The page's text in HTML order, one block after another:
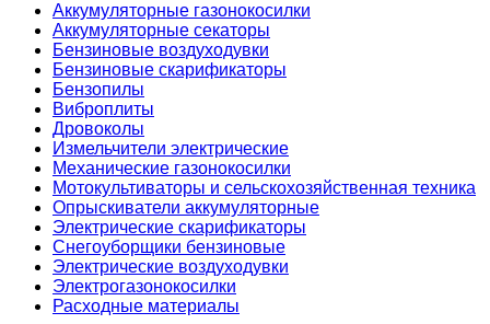
Аккумуляторные газонокосилки
Аккумуляторные секаторы
Бензиновые воздуходувки
Бензиновые скарификаторы
Бензопилы
Виброплиты
Дровоколы
Измельчители электрические
Механические газонокосилки
Мотокультиваторы и сельскохозяйственная техника
Опрыскиватели аккумуляторные
Электрические скарификаторы
Снегоуборщики бензиновые
Электрические воздуходувки
Электрогазонокосилки
Расходные материалы